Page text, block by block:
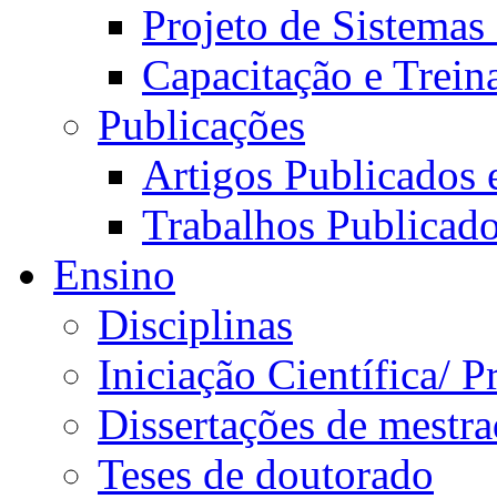
Projeto de
Capacitação e
Publicações
Artigos Publicados
Trabalhos
Ensino
Disciplinas
Iniciação Científica/
Dissertações de
Teses de doutorado